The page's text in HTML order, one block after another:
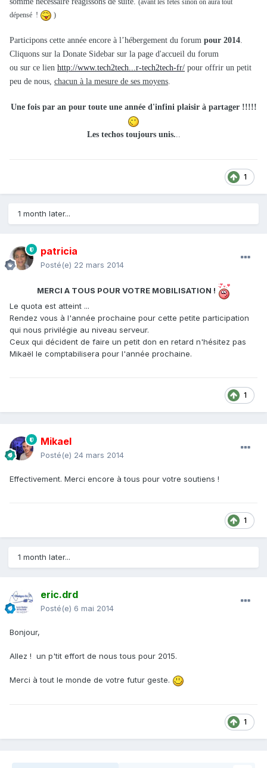
(avant les fêtes sinon on aura tout
dépensé !
)
Participons cette année encore à l’hébergement du forum pour 2014.
Cliquons sur la Donate Sidebar sur la page d'accueil du forum
ou sur ce lien http://www.tech2tech...r-tech2tech-fr/ pour offrir un petit
peu de nous, chacun à la mesure de ses moyens.
Une fois par an pour toute une année d'infini plaisir à partager !!!!!
Les techos toujours unis...
1
1 month later...
patricia
Posté(e) 22 mars 2014
MERCI A TOUS POUR VOTRE MOBILISATION !
Le quota est atteint ...
Rendez vous à l'année prochaine pour cette petite participation
qui nous privilégie au niveau serveur.
Ceux qui décident de faire un petit don en retard n'hésitez pas
Mikaël le comptabilisera pour l'année prochaine.
1
Mikael
Posté(e) 24 mars 2014
Effectivement. Merci encore à tous pour votre soutiens !
1
1 month later...
eric.drd
Posté(e) 6 mai 2014
Bonjour,
Allez ! un p'tit effort de nous tous pour 2015.
Merci à tout le monde de votre futur geste.
1